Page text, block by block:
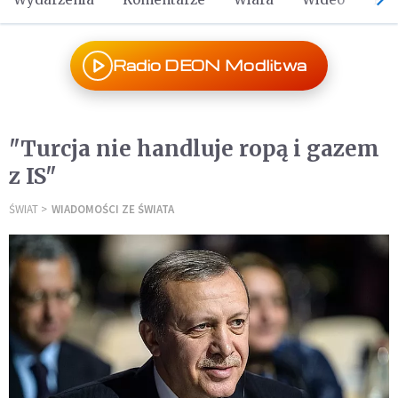
Radio DEON Modlitwa
"Turcja nie handluje ropą i gazem
z IS"
ŚWIAT WIADOMOŚCI ZE ŚWIATA